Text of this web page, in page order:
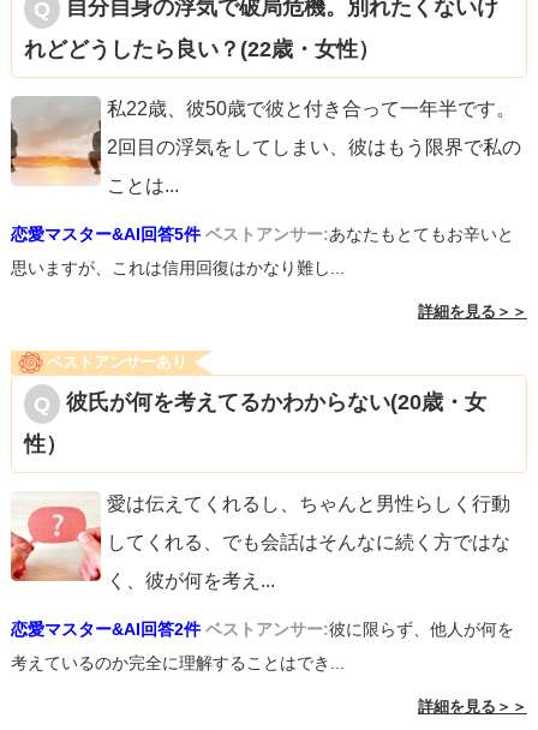
自分自身の浮気で破局危機。別れたくないけ
れどどうしたら良い？(22歳・女性）
私22歳、彼50歳で彼と付き合って一年半です。
2回目の浮気をしてしまい、彼はもう限界で私の
ことは...
恋愛マスター&AI回答5件 ベストアンサー:あなたもとてもお辛いと
思いますが、これは信用回復はかなり難し...
詳細を見る＞＞
ベストアンサーあり
彼氏が何を考えてるかわからない(20歳・女
性）
愛は伝えてくれるし、ちゃんと男性らしく行動
してくれる、でも会話はそんなに続く方ではな
く、彼が何を考え ...
恋愛マスター&AI回答2件 ベストアンサー:彼に限らず、他人が何を
考えているのか完全に理解することはでき...
詳細を見る＞＞